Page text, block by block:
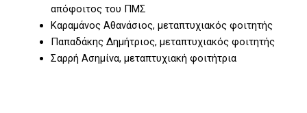
απόφοιτος του ΠΜΣ
Καραμάνος Αθανάσιος, μεταπτυχιακός φοιτητής
Παπαδάκης Δημήτριος, μεταπτυχιακός φοιτητής
Σαρρή Ασημίνα, μεταπτυχιακή φοιτήτρια